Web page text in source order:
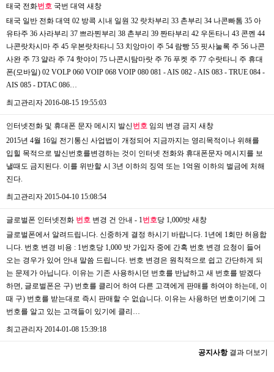
태국 전화번호 국번 대역 새창
태국 일반 전화 대역 02 방콕 시내 일원 32 랏차부리 33 촌부리 34 나콘빠톰 35 아
유타주 36 사라부리 37 쁘라찐부리 38 촌부리 39 짠타부리 42 우돈타니 43 콘껜 44
나콘랏차시마 주 45 우본랏차타니 53 치앙마이 주 54 람빵 55 핏사눌록 주 56 나콘
사완 주 73 얄라 주 74 핫야이 75 나콘시탐마랏 주 76 푸켓 주 77 수랏타니 주 휴대
폰(모바일) 02 VOLP 060 VOIP 068 VOIP 080 081 - AIS 082 - AIS 083 - TRUE 084 -
AIS 085 - DTAC 086…
최고관리자 2016-08-15 19:55:03
인터넷전화 및 휴대폰 문자 메시지 발신번호 임의 변경 금지 새창
2015년 4월 16일 전기통신 사업법이 개정되어 지금까지는 영리목적이나 위해를
입힐 목적으로 발신번호를변경하는 것이 인터넷 전화와 휴대폰문자 메시지를 보
낼때도 금지된다. 이를 위반할 시 3년 이하의 징역 또는 1억원 이하의 벌금에 처해
진다.
최고관리자 2015-04-10 15:08:54
글로벌폰 인터넷전화 번호 변경 건 안내 - 1번호당 1,000밧 새창
글로벌폰에서 알려드립니다. 신중하게 결정 하시기 바랍니다. 1년에 1회만 허용합
니다. 번호 변경 비용 : 1번호당 1,000 밧 가입자 중에 간혹 번호 변경 요청이 들어
오는 경우가 있어 안내 말씀 드립니다. 번호 변경은 원칙적으로 쉽고 간단하게 되
는 문제가 아닙니다. 이유는 기존 사용하시던 번호를 반납하고 새 번호를 받겠다
하면, 글로벌폰은 구) 번호를 클리어 하여 다른 고객에게 판매를 하여야 하는데, 이
때 구) 번호를 받는대로 즉시 판매할 수 없습니다. 이유는 사용하던 번호이기에 그
번호를 알고 있는 고객들이 있기에 클리…
최고관리자 2014-01-08 15:39:18
공지사항결과 더보기